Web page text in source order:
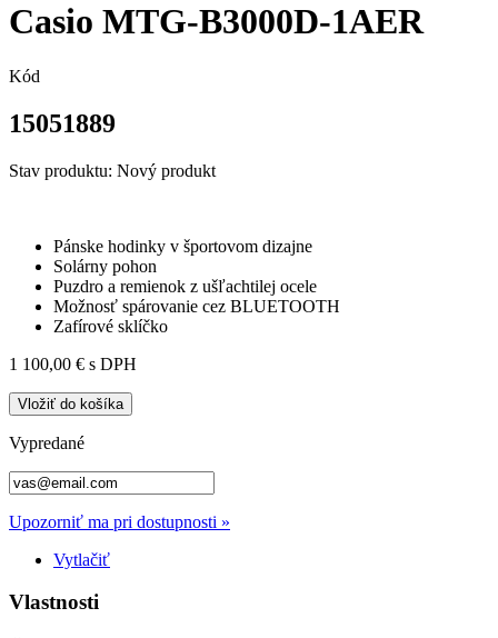
Casio MTG-B3000D-1AER
Kód
15051889
Stav produktu: Nový produkt
Pánske hodinky v športovom dizajne
Solárny pohon
Puzdro a remienok z ušľachtilej ocele
Možnosť spárovanie cez BLUETOOTH
Zafírové sklíčko
1 100,00 € s DPH
Vložiť do košíka
Vypredané
Upozorniť ma pri dostupnosti »
Vytlačiť
Vlastnosti